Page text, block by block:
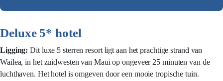
Deluxe 5* hotel
Ligging: Dit luxe 5 sterren resort ligt aan het prachtige strand van
Wailea, in het zuidwesten van Maui op ongeveer 25 minuten van de
luchthaven. Het hotel is omgeven door een mooie tropische tuin.